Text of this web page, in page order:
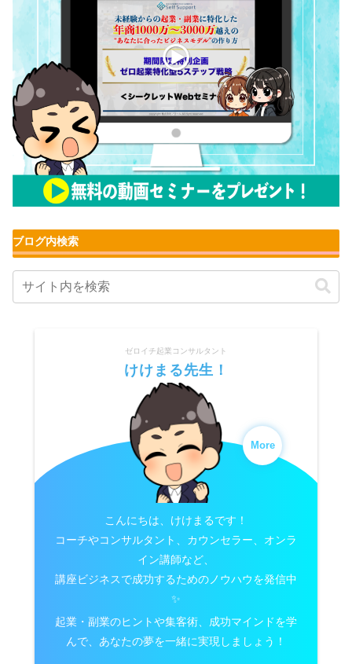
ブログ内検索
ゼロイチ起業コンサルタント
けけまる先生！
More
こんにちは、けけまるです！
コーチやコンサルタント、カウンセラー、オンラ
イン講師など、
講座ビジネスで成功するためのノウハウを発信中
✨
起業・副業のヒントや集客術、成功マインドを学
んで、あなたの夢を一緒に実現しましょう！